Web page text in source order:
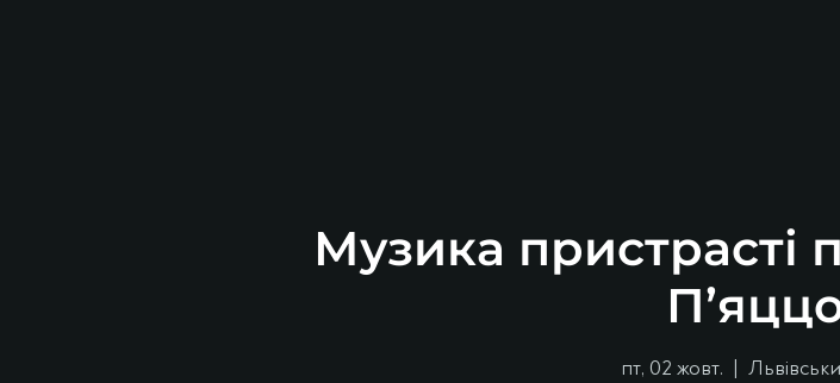
Музика пристрасті
пт, 02 жовт.
  |